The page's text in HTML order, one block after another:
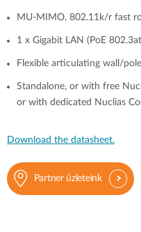
MU-MIMO, 802.11k/r fast
1 x Gigabit LAN (PoE
Flexible articulating wall/
Standalone, or with free
or with dedicated Nuclias
Download the datasheet.
Partner üzleteink